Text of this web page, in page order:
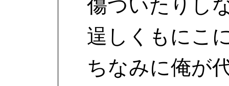
傷ついたりし
逞しくもにこ
ちなみに俺が